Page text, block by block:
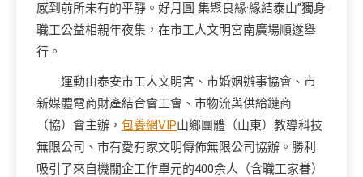
感到前所未有的平靜。好月圓 集聚良緣·緣結泰山”獨身
職工公益相親年夜集，在市工人文明宮南廣場順遂舉
行。
運動由泰安市工人文明宮、市婚姻辦事協會、市
新媒體電商財產結合會工會、市物流與供給鏈商
（協）會主辦， 包養網VIP山鄉團體（山東）教導科技
無限公司、市有愛有家文明傳佈無限公司協辦。勝利
吸引了來自機關企工作單元的400余人（含職工家眷）